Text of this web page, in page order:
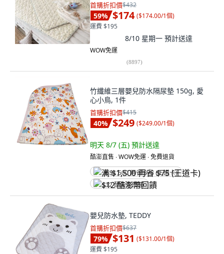
首購折扣價$432
59% $174 ($174.00/1個)
運費 $195
8/10 星期一 預計送達
WOW免運
(8897)
竹纖維三層嬰兒防水隔尿墊 150g, 愛
心小鳥, 1件
首購折扣價$415
40% $249 ($249.00/1個)
明天 8/7 (五) 預計送達
酷澎直售 ∙ WOW免運 ∙ 免費退貨
满 $1,500 再省 $75 (王道卡)
$12 酷澎幣回饋
嬰兒防水墊, TEDDY
首購折扣價$637
79% $131 ($131.00/1個)
運費 $195